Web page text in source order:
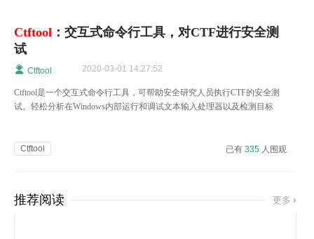
Ctftool ：交互式命令行工具，对CTF进行安全测
试
Ctftool 2020-03-01 14:27:52
Ctftool是一个交互式命令行工具，可帮助安全研究人员执行CTF的安全测
试。轻松分析在Windows内部运行和调试文本输入处理器以及检测目标
Ctftool 已有335 人围观
推荐阅读 更多